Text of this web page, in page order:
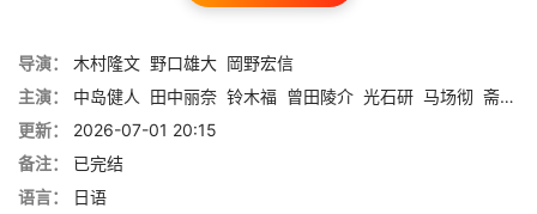
导演： 木村隆文 野口雄大 岡野宏信
主演：
中岛健人 田中丽奈 铃木福 曾田陵介 光石研 马场彻 斋藤润
更新：
2026-07-01 20:15
备注：
已完结
语言：
日语